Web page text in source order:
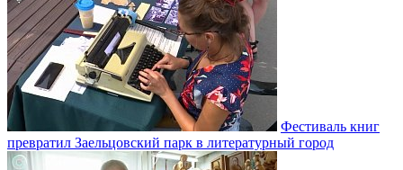
Фестиваль книг
превратил Заельцовский парк в литературный город